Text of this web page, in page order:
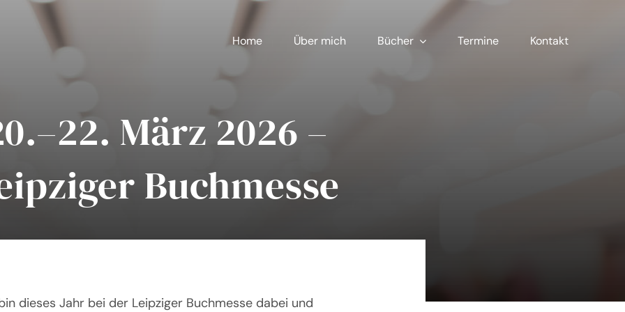
Home Über mich Bücher Termine Kontakt
März 2026 –
Buchmesse
dieses Jahr bei der Leipziger Buchmesse dabei und